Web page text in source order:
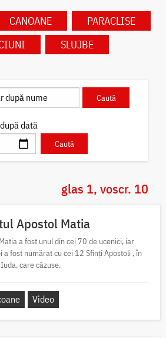
CANOANE
PARACLISE
SLUJBE
dată
glas 1, voscr. 10
Apostol Matia
a fost unul din cei 70 de ucenici, iar
a fost numărat cu cei 12 Sfinți Apostoli , în
care căzuse.
Video